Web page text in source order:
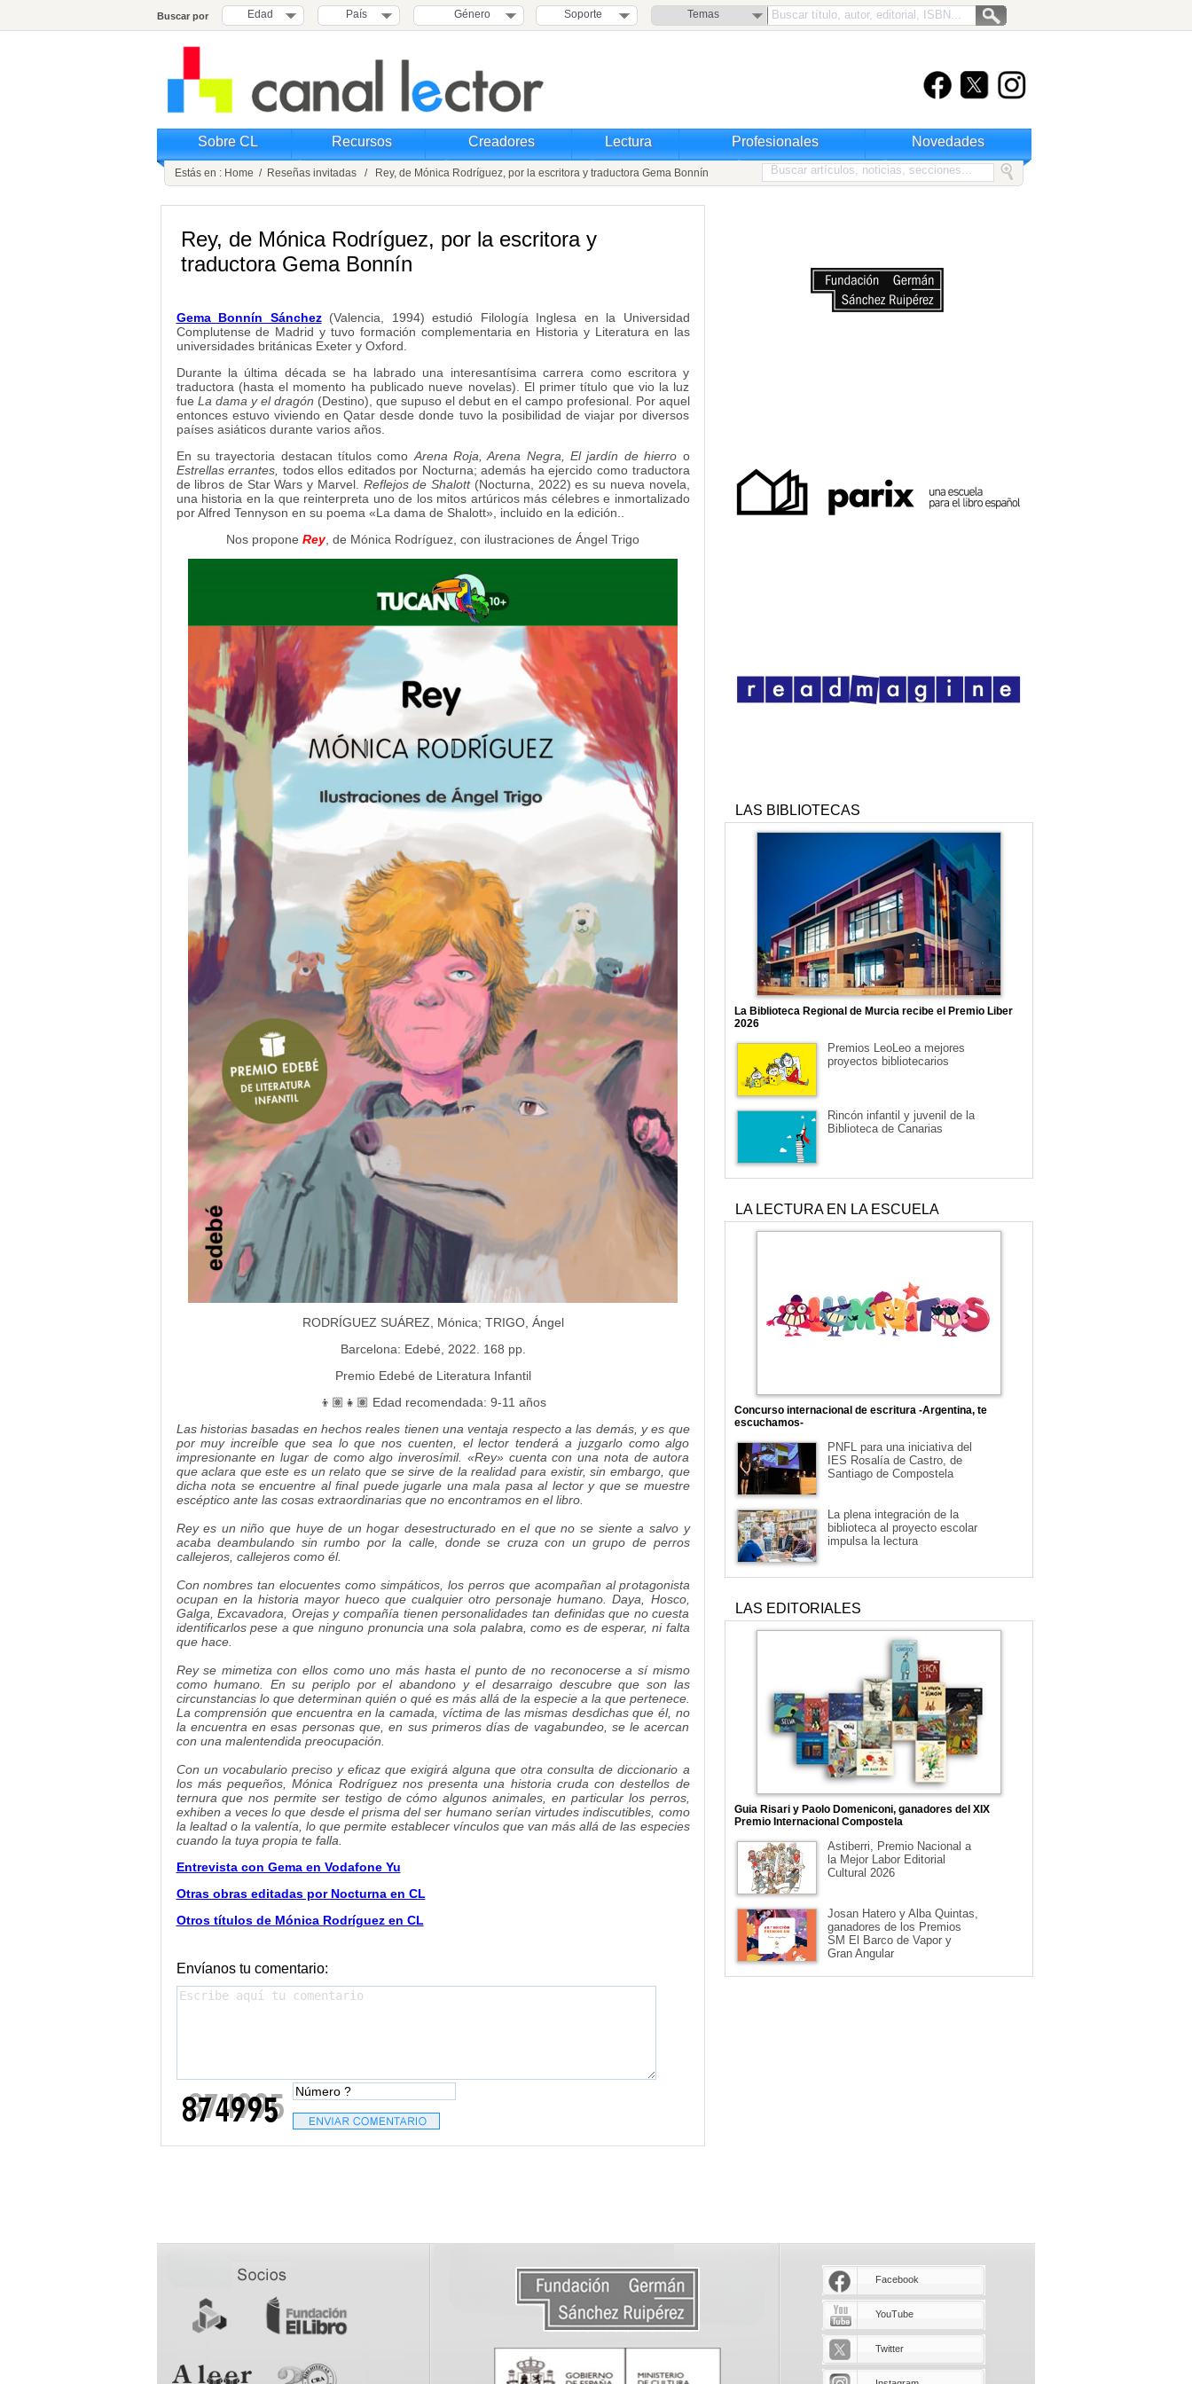
Buscar por Edad País Género Soporte Temas
Sobre CL Recursos Creadores Lectura Profesionales Novedades
Estás en : Home / Reseñas invitadas / Rey, de Mónica Rodríguez, por la escritora y traductora Gema Bonnín
Rey, de Mónica Rodríguez, por la escritora y
traductora Gema Bonnín
Gema Bonnín Sánchez(Valencia, 1994) estudió Filología Inglesa en la Universidad
Complutense de Madrid y tuvo formación complementaria en Historia y Literatura en las
universidades británicas Exeter y Oxford.
Durante la última década se ha labrado una interesantísima carrera como escritora y
traductora (hasta el momento ha publicado nueve novelas). El primer título que vio la luz
fue La dama y el dragón (Destino), que supuso el debut en el campo profesional. Por aquel
entonces estuvo viviendo en Qatar desde donde tuvo la posibilidad de viajar por diversos
países asiáticos durante varios años.
En su trayectoria destacan títulos como Arena Roja, Arena Negra, El jardín de hierro o
Estrellas errantes, todos ellos editados por Nocturna; además ha ejercido como traductora
de libros de Star Wars y Marvel. Reflejos de Shalott(Nocturna, 2022) es su nueva novela,
una historia en la que reinterpreta uno de los mitos artúricos más célebres e inmortalizado
por Alfred Tennyson en su poema «La dama de Shalott», incluido en la edición..
Nos propone Rey, de Mónica Rodríguez, con ilustraciones de Ángel Trigo
RODRÍGUEZ SUÁREZ, Mónica; TRIGO, Ángel
Barcelona: Edebé, 2022. 168 pp.
Premio Edebé de Literatura Infantil
👦🏽👧🏽 Edad recomendada: 9-11 años
Las historias basadas en hechos reales tienen una ventaja respecto a las demás, y es que
por muy increíble que sea lo que nos cuenten, el lector tenderá a juzgarlo como algo
impresionante en lugar de como algo inverosímil. «Rey» cuenta con una nota de autora
que aclara que este es un relato que se sirve de la realidad para existir, sin embargo, que
dicha nota se encuentre al final puede jugarle una mala pasa al lector y que se muestre
escéptico ante las cosas extraordinarias que no encontramos en el libro.
Rey es un niño que huye de un hogar desestructurado en el que no se siente a salvo y
acaba deambulando sin rumbo por la calle, donde se cruza con un grupo de perros
callejeros, callejeros como él.
Con nombres tan elocuentes como simpáticos, los perros que acompañan al protagonista
ocupan en la historia mayor hueco que cualquier otro personaje humano. Daya, Hosco,
Galga, Excavadora, Orejas y compañía tienen personalidades tan definidas que no cuesta
identificarlos pese a que ninguno pronuncia una sola palabra, como es de esperar, ni falta
que hace.
Rey se mimetiza con ellos como uno más hasta el punto de no reconocerse a sí mismo
como humano. En su periplo por el abandono y el desarraigo descubre que son las
circunstancias lo que determinan quién o qué es más allá de la especie a la que pertenece.
La comprensión que encuentra en la camada, víctima de las mismas desdichas que él, no
la encuentra en esas personas que, en sus primeros días de vagabundeo, se le acercan
con una malentendida preocupación.
Con un vocabulario preciso y eficaz que exigirá alguna que otra consulta de diccionario a
los más pequeños, Mónica Rodríguez nos presenta una historia cruda con destellos de
ternura que nos permite ser testigo de cómo algunos animales, en particular los perros,
exhiben a veces lo que desde el prisma del ser humano serían virtudes indiscutibles, como
la lealtad o la valentía, lo que permite establecer vínculos que van más allá de las especies
cuando la tuya propia te falla.
Entrevista con Gema en Vodafone Yu
Otras obras editadas por Nocturna en CL
Otros títulos de Mónica Rodríguez en CL
Envíanos tu comentario:
LAS BIBLIOTECAS
La Biblioteca Regional de Murcia recibe el Premio Liber
2026
Premios LeoLeo a mejores
proyectos bibliotecarios
Rincón infantil y juvenil de la
Biblioteca de Canarias
LA LECTURA EN LA ESCUELA
Concurso internacional de escritura -Argentina, te
escuchamos-
PNFL para una iniciativa del
IES Rosalía de Castro, de
Santiago de Compostela
La plena integración de la
biblioteca al proyecto escolar
impulsa la lectura
LAS EDITORIALES
Guia Risari y Paolo Domeniconi, ganadores del XIX
Premio Internacional Compostela
Astiberri, Premio Nacional a
la Mejor Labor Editorial
Cultural 2026
Josan Hatero y Alba Quintas,
ganadores de los Premios
SM El Barco de Vapor y
Gran Angular
Facebook
YouTube
Twitter